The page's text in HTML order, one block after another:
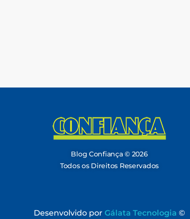
Blog Confiança © 2026
Todos os Direitos Reservados
Desenvolvido por Gálata Tecnologia ©